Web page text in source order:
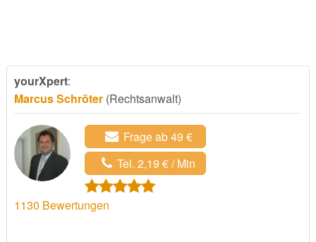
yourXpert:
Marcus Schröter(Rechtsanwalt)
Frage ab 49 €
Tel. 2,19 € / Min
1130 Bewertungen